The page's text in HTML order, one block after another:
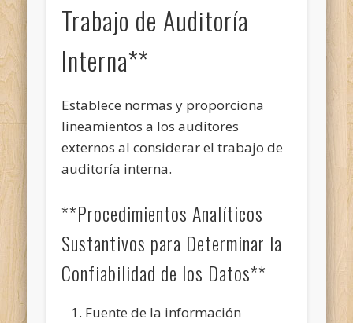
Trabajo de Auditoría
Interna**
Establece normas y proporciona
lineamientos a los auditores
externos al considerar el trabajo de
auditoría interna.
**Procedimientos Analíticos
Sustantivos para Determinar la
Confiabilidad de los Datos**
Fuente de la información